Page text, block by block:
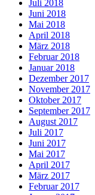
Juli 2018
Juni 2018
Mai 2018
April 2018
März 2018
Februar 2018
Januar 2018
Dezember 2017
November 2017
Oktober 2017
September 2017
August 2017
Juli 2017
Juni 2017
Mai 2017
April 2017
März 2017
Februar 2017